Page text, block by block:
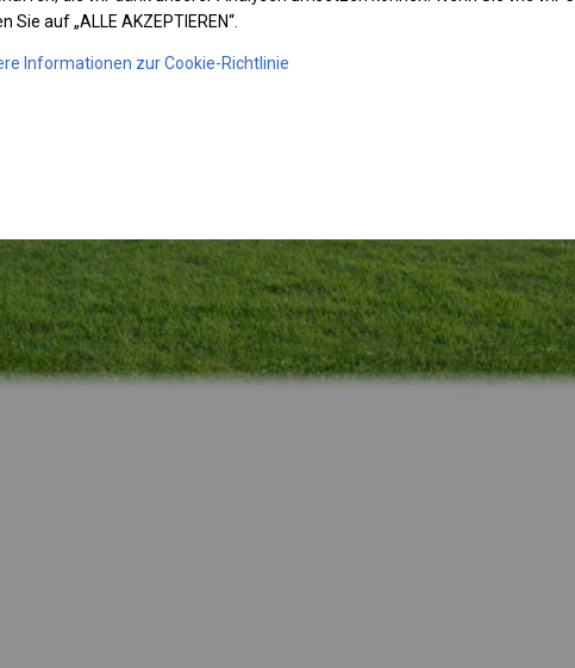
Sie auf „ALLE AKZEPTIEREN“.
Informationen zur Cookie-Richtlinie